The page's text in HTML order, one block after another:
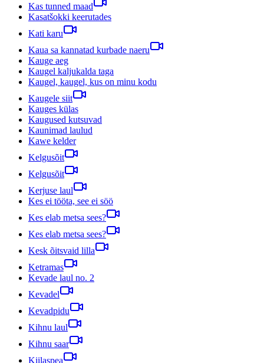
Kas tunned maad
Kasatšokki keerutades
Kati karu
Kaua sa kannatad kurbade naeru
Kauge aeg
Kaugel kaljukalda taga
Kaugel, kaugel, kus on minu kodu
Kaugele siit
Kauges külas
Kaugused kutsuvad
Kaunimad laulud
Kawe kelder
Kelgusõit
Kelgusõit
Kerjuse laul
Kes ei tööta, see ei söö
Kes elab metsa sees?
Kes elab metsa sees?
Kesk õitsvaid lilla
Ketramas
Kevade laul no. 2
Kevadel
Kevadpidu
Kihnu laul
Kihnu saar
Kiilaspea